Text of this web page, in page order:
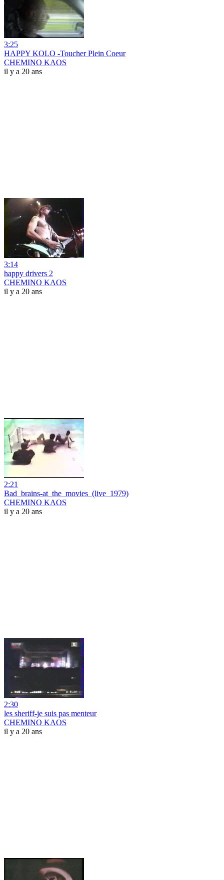
3:25
HAPPY KOLO -Toucher Plein Coeur
CHEMINO KAOS
il y a 20 ans
3:14
happy drivers 2
CHEMINO KAOS
il y a 20 ans
2:21
Bad_brains-at_the_movies_(live_1979)
CHEMINO KAOS
il y a 20 ans
2:30
les sheriff-je suis pas menteur
CHEMINO KAOS
il y a 20 ans